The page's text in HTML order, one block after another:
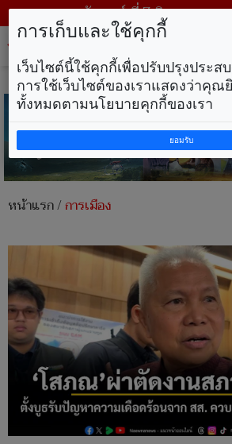
วันศุกร์ ที่ 7 สิงหาคม พ.
หน้าแรก/การเมือง
การเก็บและใช้คุกกี้
เว็บไซต์นี้ใช้คุกกี้เพื่อปรับปรุงประ
การใช้เว็บไซต์ของเราแสดงว่าคุ
ทั้งหมดตามนโยบายคุกกี้ของเรา
ยอมรับ